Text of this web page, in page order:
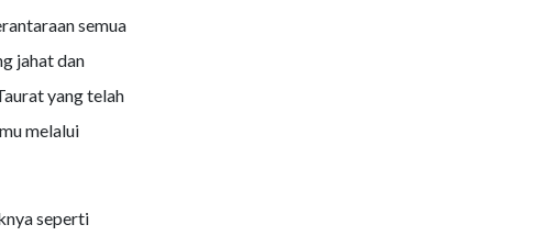
semua
jahat dan
yang telah
melalui
seperti